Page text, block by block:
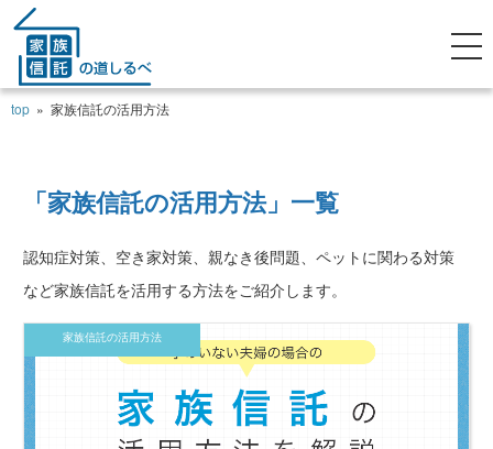
top » 家族信託の活用方法
「家族信託の活用方法」一覧
認知症対策、空き家対策、親なき後問題、ペットに関わる対策
など家族信託を活用する方法をご紹介します。
家族信託の活用方法